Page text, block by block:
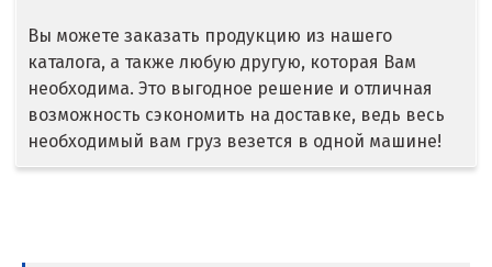
Воскресенск
Дегтярск
Дмитров
Вы можете заказать продукцию из нашего
каталога, а также любую другую, которая Вам
необходима. Это выгодное решение и отличная
возможность сэкономить на доставке, ведь весь
необходимый вам груз везется в одной машине!